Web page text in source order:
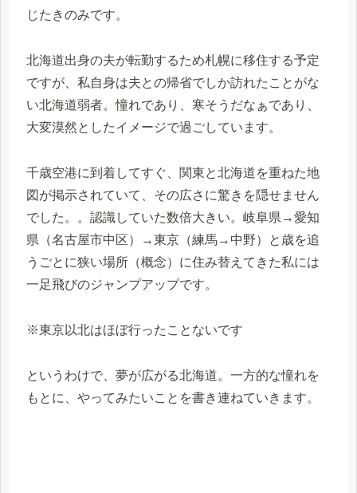
じたきのみです。
北海道出身の夫が転勤するため札幌に移住する予定
ですが、私自身は夫との帰省でしか訪れたことがな
い北海道弱者。憧れであり、寒そうだなぁであり、
大変漠然としたイメージで過ごしています。
千歳空港に到着してすぐ、関東と北海道を重ねた地
図が掲示されていて、その広さに驚きを隠せません
でした。。認識していた数倍大きい。岐阜県→愛知
県（名古屋市中区）→東京（練馬→中野）と歳を追
うごとに狭い場所（概念）に住み替えてきた私には
一足飛びのジャンプアップです。
※東京以北はほぼ行ったことないです
というわけで、夢が広がる北海道。一方的な憧れを
もとに、やってみたいことを書き連ねていきます。